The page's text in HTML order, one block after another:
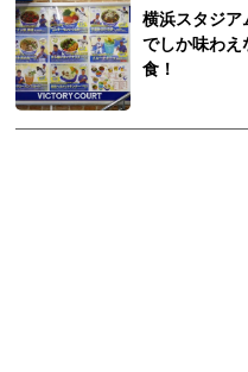
横浜スタジア
でしか味わえ
食！